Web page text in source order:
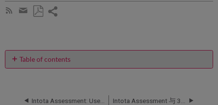
Subscribe
Share
email
Table of contents
看